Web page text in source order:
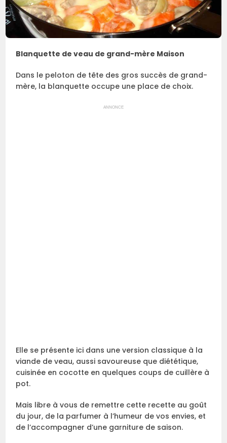
Blanquette de veau de grand-mère Maison
Dans le peloton de tête des gros succès de grand-
mère, la blanquette occupe une place de choix.
ANNONCE
Elle se présente ici dans une version classique à la
viande de veau, aussi savoureuse que diététique,
cuisinée en cocotte en quelques coups de cuillère à
pot.
Mais libre à vous de remettre cette recette au goût
du jour, de la parfumer à l’humeur de vos envies, et
de l’accompagner d’une garniture de saison.